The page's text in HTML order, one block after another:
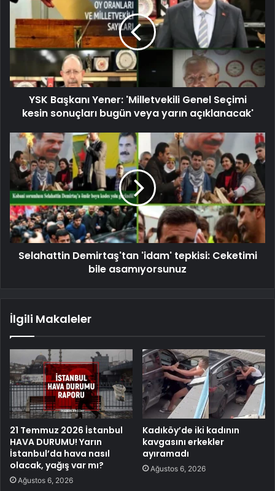
YSK Başkanı Yener: 'Milletvekili Genel Seçimi
kesin sonuçları bugün veya yarın açıklanacak'
Selahattin Demirtaş'tan 'idam' tepkisi: Ceketimi
bile asamıyorsunuz
İlgili Makaleler
21 Temmuz 2026 İstanbul
HAVA DURUMU! Yarın
İstanbul’da hava nasıl
olacak, yağış var mı?
Ağustos 6, 2026
Kadıköy’de iki kadının
kavgasını erkekler
ayıramadı
Ağustos 6, 2026